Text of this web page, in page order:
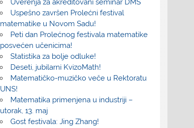
Uverenja za akreditovani seminar DMS
Uspešno završen Prolećni festival
matematike u Novom Sadu!
Peti dan Prolećnog festivala matematike
posvećen učenicima!
Statistika za bolje odluke!
Deseti, jubilarni KvizoMath!
Matematičko-muzičko veče u Rektoratu
UNS!
Matematika primenjena u industriji –
utorak, 13. maj
Gost festivala: Jing Zhang!